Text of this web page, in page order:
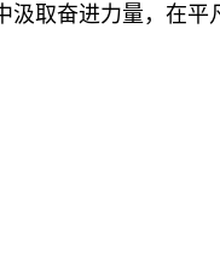
汲取奋进力量，在平